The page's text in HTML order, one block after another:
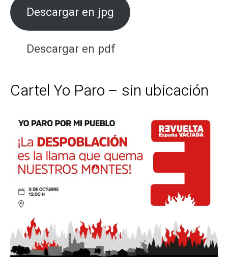
Descargar en jpg
Descargar en pdf
Cartel Yo Paro – sin ubicación